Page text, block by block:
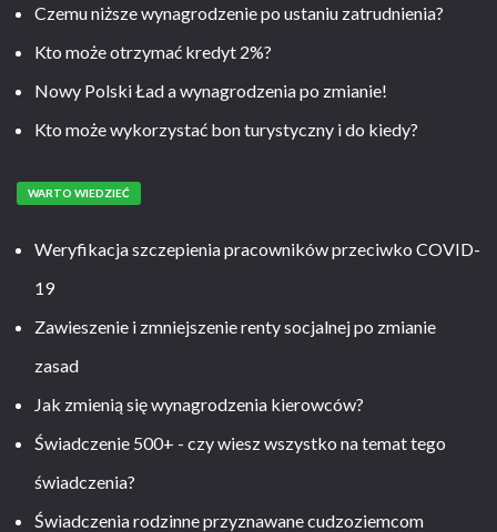
Czemu niższe wynagrodzenie po ustaniu zatrudnienia?
Kto może otrzymać kredyt 2%?
Nowy Polski Ład a wynagrodzenia po zmianie!
Kto może wykorzystać bon turystyczny i do kiedy?
WARTO WIEDZIEĆ
Weryfikacja szczepienia pracowników przeciwko COVID-
19
Zawieszenie i zmniejszenie renty socjalnej po zmianie
zasad
Jak zmienią się wynagrodzenia kierowców?
Świadczenie 500+ - czy wiesz wszystko na temat tego
świadczenia?
Świadczenia rodzinne przyznawane cudzoziemcom